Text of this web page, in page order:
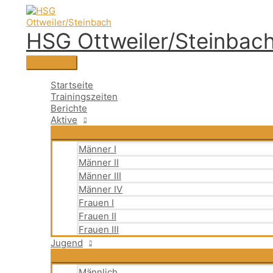
Inhalt
springenHSG Ottweiler/
Hauptmenü
Startseite
Trainingszeiten
Berichte
Aktive
Männer I
Männer II
Männer III
Männer IV
Frauen I
Frauen II
Frauen III
Jugend
Suchen
nach: